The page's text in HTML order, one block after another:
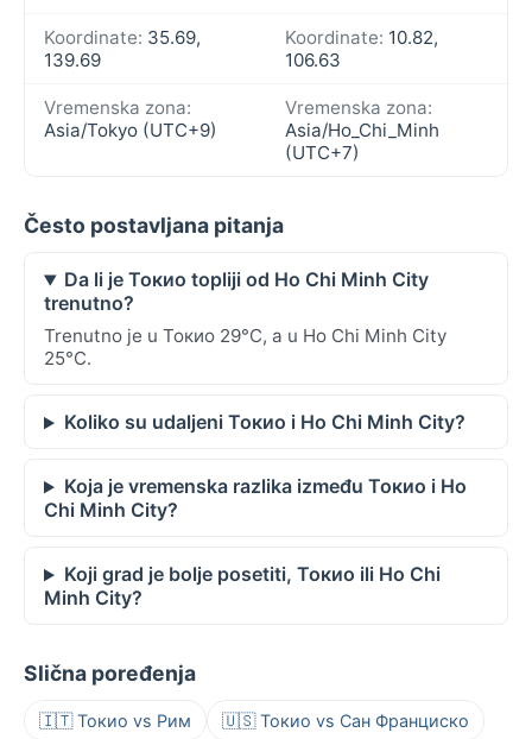
Koordinate: 35.69,
139.69
Koordinate: 10.82,
106.63
Vremenska zona:
Asia/Tokyo (UTC+9)
Vremenska zona:
Asia/Ho_Chi_Minh
(UTC+7)
Često postavljana pitanja
Da li je Токио topliji od Ho Chi Minh City
trenutno?
Trenutno je u Токио 29°C, a u Ho Chi Minh City
25°C.
Koliko su udaljeni Токио i Ho Chi Minh City?
Koja je vremenska razlika između Токио i Ho
Chi Minh City?
Koji grad je bolje posetiti, Токио ili Ho Chi
Minh City?
Slična poređenja
🇮🇹 Токио vs Рим 🇺🇸 Токио vs Сан Франциско